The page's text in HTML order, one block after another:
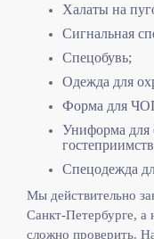
Халаты на
Сигнальная
Спецобувь;
Одежда для
Форма для
Униформа для
Спецодежда
Мы действительно
Санкт-Петербурге, а
сложно проверить.